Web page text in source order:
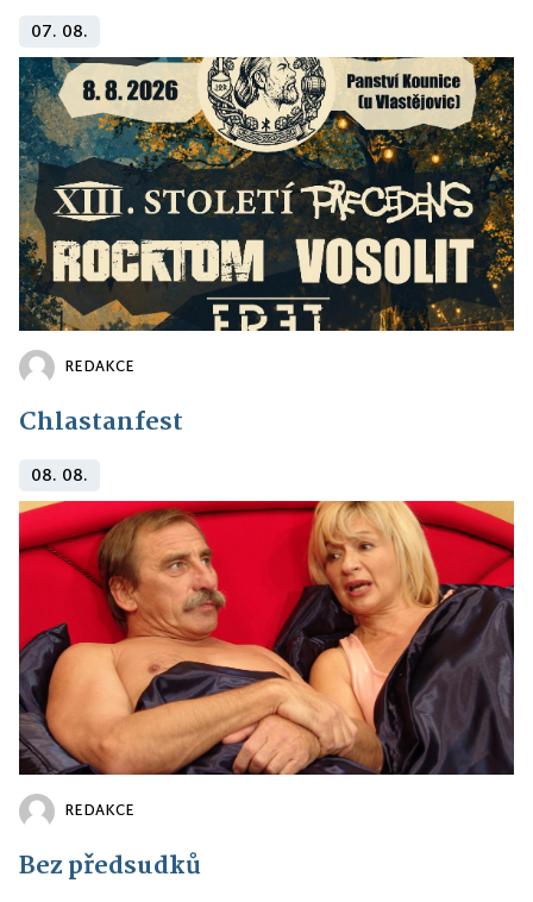
07. 08.
REDAKCE
Chlastanfest
08. 08.
REDAKCE
Bez předsudků